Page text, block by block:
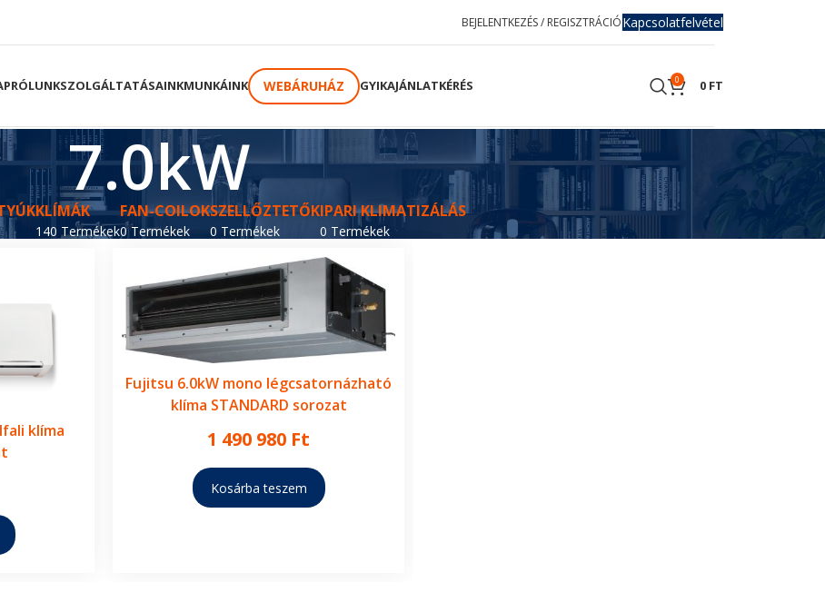
BEJELENTKEZÉS / REGISZTRÁCIÓKapcsolatfelvétel
RÓLUNKSZOLGÁLTATÁSAINKMUNKÁINK WEBÁRUHÁZ GYIKAJÁNLATKÉRÉS 0 0 FT
7.0kW
KLÍMÁK
140 Termékek
FAN-COILOK
0 Termékek
SZELLŐZTETŐK
0 Termékek
IPARI KLIMATIZÁLÁS
0 Termékek
klíma
Fujitsu 6.0kW mono légcsatornázható
klíma STANDARD sorozat
1 490 980 Ft
Kosárba teszem